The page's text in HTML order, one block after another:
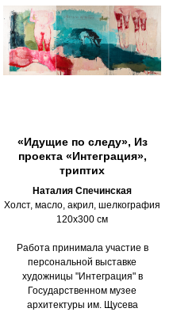
«Идущие по следу», Из
проекта «Интеграция»,
триптих
Наталия Спечинская
Холст, масло, акрил, шелкография
120х300 см
Работа принимала участие в
персональной выставке
художницы "Интеграция" в
Государственном музее
архитектуры им. Щусева